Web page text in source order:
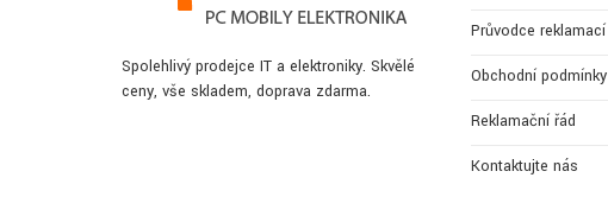
Spolehlivý prodejce IT a elektroniky. Skvělé
ceny, vše skladem, doprava zdarma.
Průvodce reklamací
Obchodní podmínky
Reklamační řád
Kontaktujte nás